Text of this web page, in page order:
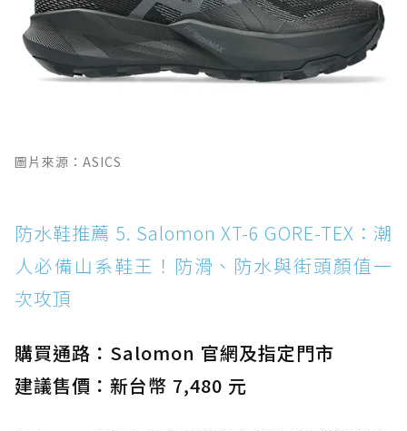
圖片來源：ASICS
防水鞋推薦 5. Salomon XT-6 GORE-TEX：潮
人必備山系鞋王！防滑、防水與街頭顏值一
次攻頂
購買通路：Salomon 官網及指定門市
建議售價：新台幣 7,480 元